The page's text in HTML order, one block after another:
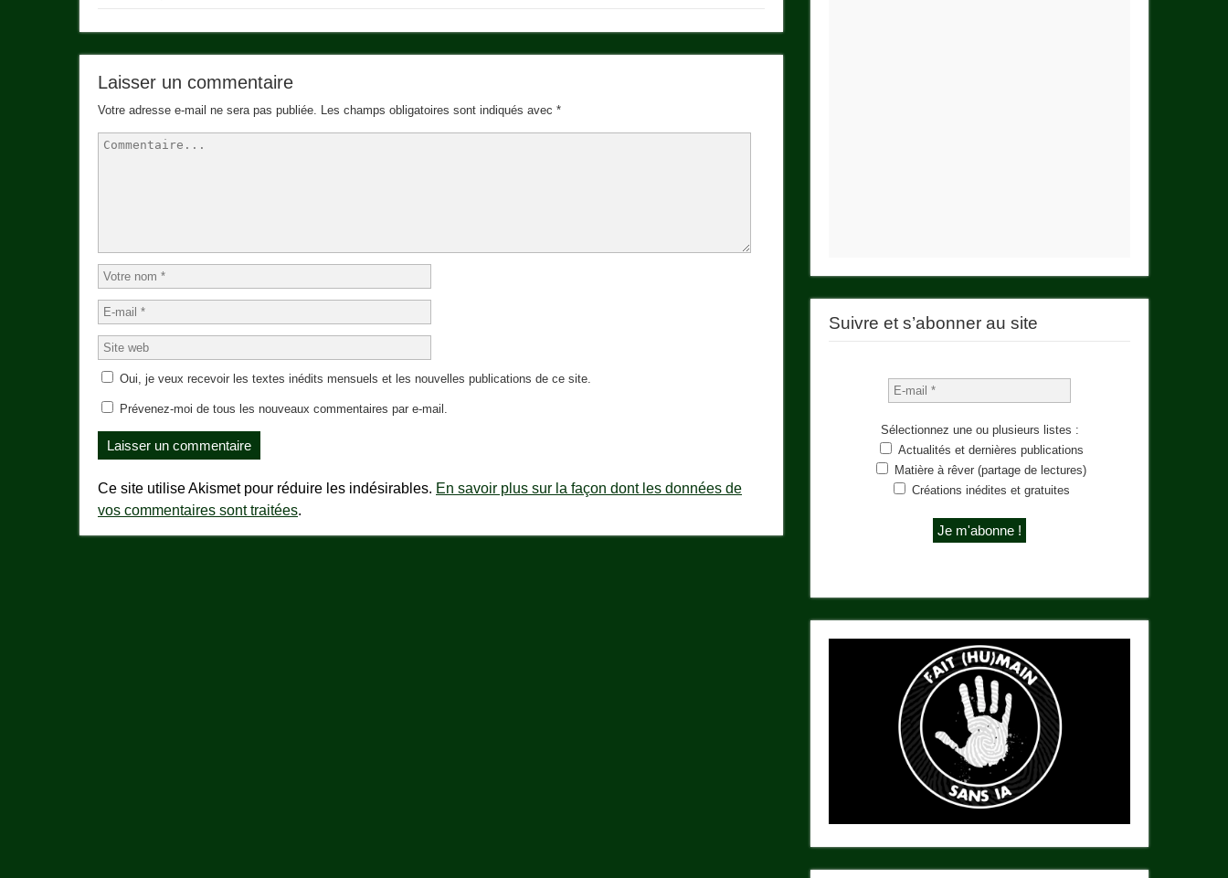
Laisser un commentaire
Votre adresse e-mail ne sera pas publiée. Les champs obligatoires sont indiqués avec *
Oui, je veux recevoir les textes inédits mensuels et les nouvelles publications de ce site.
Prévenez-moi de tous les nouveaux commentaires par e-mail.
Ce site utilise Akismet pour réduire les indésirables. En savoir plus sur la façon dont les données de
vos commentaires sont traitées.
Suivre et s’abonner au site
Sélectionnez une ou plusieurs listes :
Actualités et dernières publications
Matière à rêver (partage de lectures)
Créations inédites et gratuites